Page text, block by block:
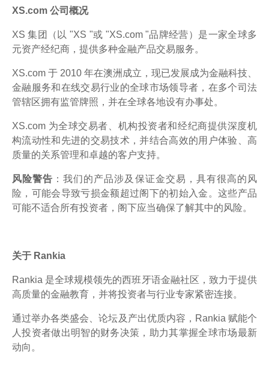
XS.com 公司概况
XS 集团（以 "XS "或 "XS.com "品牌经营）是一家全球多
元资产经纪商，提供多种金融产品交易服务。
XS.com 于 2010 年在澳洲成立，现已发展成为金融科技、
金融服务和在线交易行业的全球市场领导者，在多个司法
管辖区拥有监管牌照，并在全球各地设有办事处。
XS.com 为全球交易者、机构投资者和经纪商提供深度机
构流动性和先进的交易技术，并结合高效的用户体验、高
质量的关系管理和卓越的客户支持。
风险警告 ：我们的产品涉及保证金交易，具有很高的风
险，可能会导致亏损金额超过阁下的初始入金。这些产品
可能不适合所有投资者，阁下应当确保了解其中的风险。
关于 Rankia
Rankia 是全球规模领先的西班牙语金融社区，致力于提供
高质量的金融教育，并将投资者与行业专家紧密连接。
通过举办各类盛会、论坛及产出优质内容，Rankia 赋能个
人投资者做出明智的财务决策，助力其掌握全球市场最新
动向。